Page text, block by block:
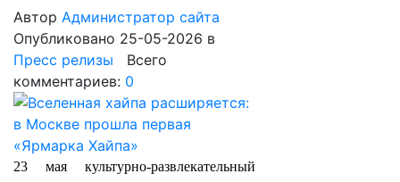
Автор Администратор сайта
Опубликовано 25-05-2026 в
Пресс релизы Всего
комментариев: 0
23 мая культурно-развлекательный